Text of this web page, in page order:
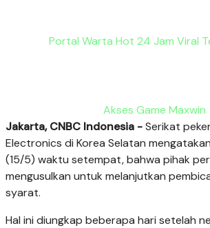
Portal Warta Hot 24 Jam Viral
Akses Game Maxwin
Jakarta, CNBC Indonesia -Serikat
Electronics di Korea Selatan
(15/5) waktu setempat, bahwa pihak
mengusulkan untuk melanjutkan
syarat.
Hal ini diungkap beberapa hari setelah